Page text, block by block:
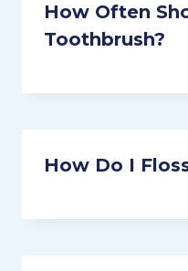
How Often
Toothbrush?
How Do I